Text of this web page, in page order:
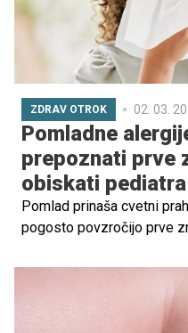
ZDRAV OTROK 02. 03.
Pomladne
prepoznati prve
obiskati pediatra
Pomlad prinaša cvetni
pogosto povzročijo prve